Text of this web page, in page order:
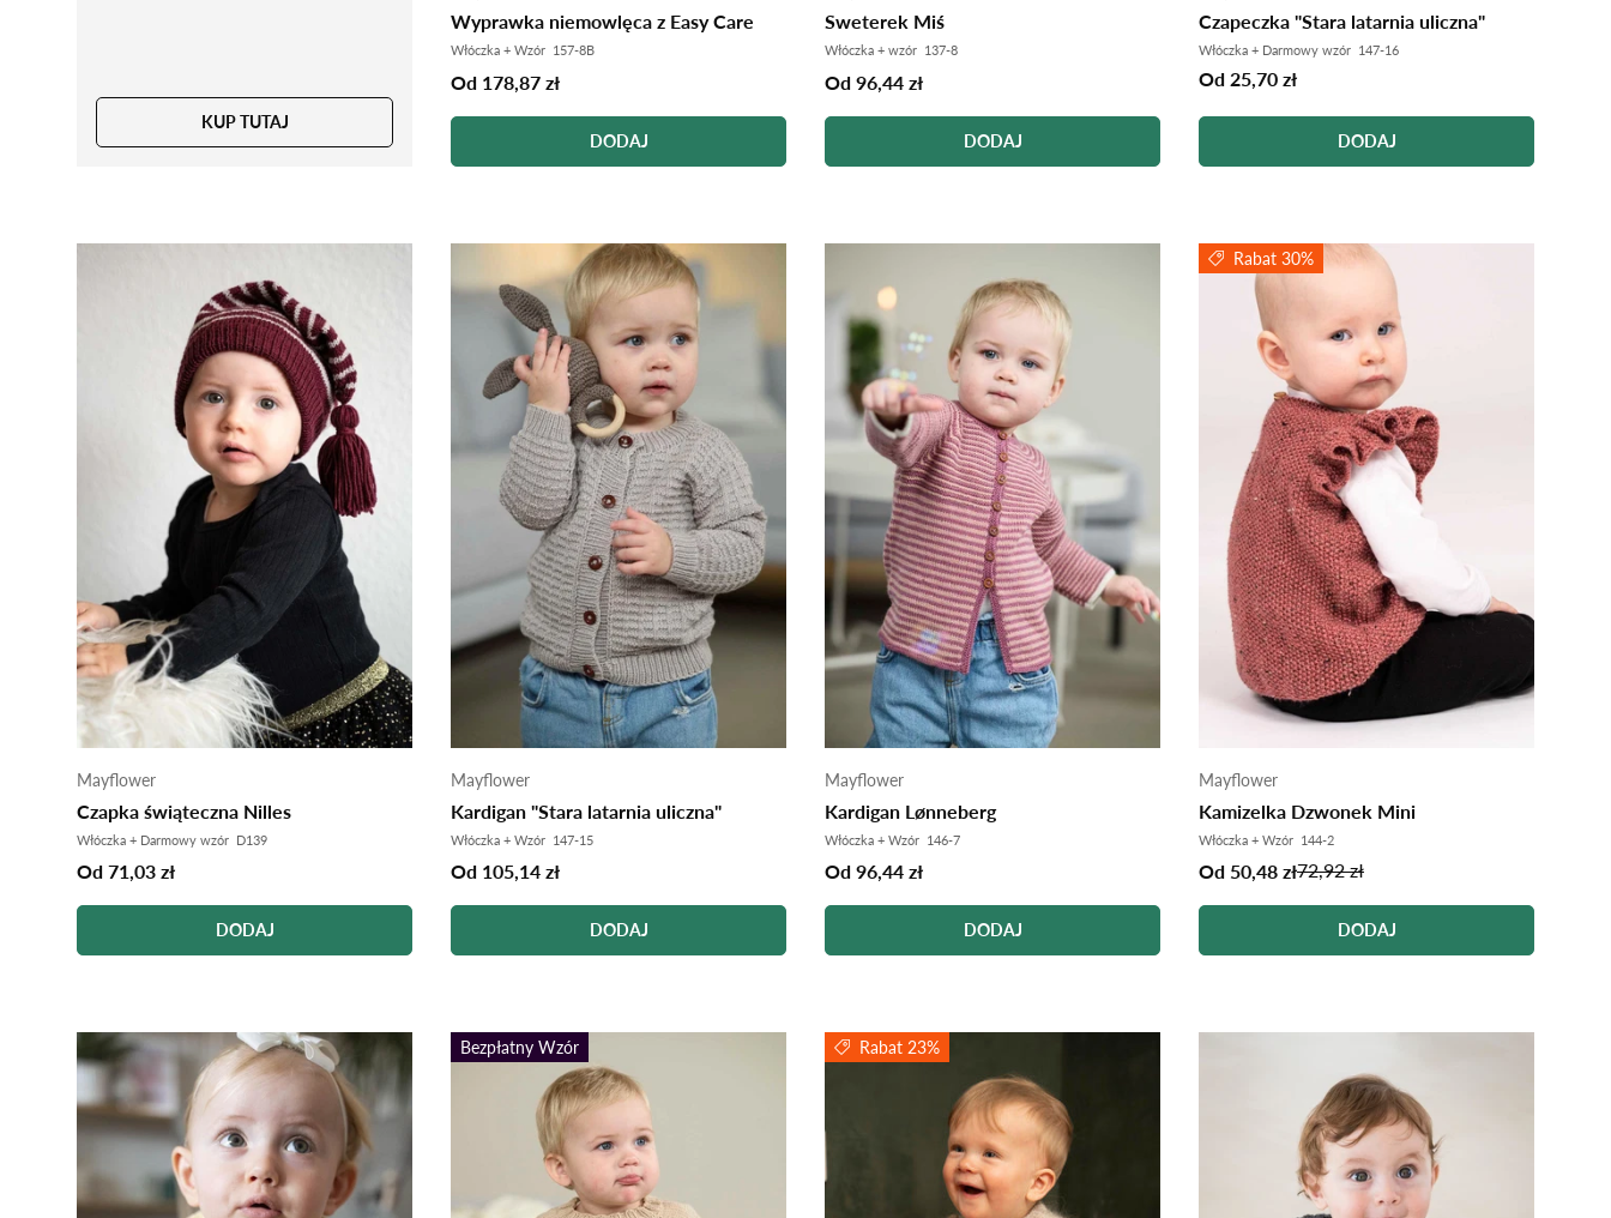
KUP TUTAJ
Wyprawka niemowlęca z Easy Care
Włóczka + Wzór 157-8B
Od 178,87 zł
DODAJ
Sweterek Miś
Włóczka + wzór 137-8
Od 96,44 zł
DODAJ
Czapeczka "Stara latarnia uliczna"
Włóczka + Darmowy wzór 147-16
Od 25,70 zł
DODAJ
Mayflower
Czapka świąteczna Nilles
Włóczka + Darmowy wzór D139
Od 71,03 zł
DODAJ
Mayflower
Kardigan "Stara latarnia uliczna"
Włóczka + Wzór 147-15
Od 105,14 zł
DODAJ
Mayflower
Kardigan Lønneberg
Włóczka + Wzór 146-7
Od 96,44 zł
DODAJ
Rabat 30%
Mayflower
Kamizelka Dzwonek Mini
Włóczka + Wzór 144-2
Od 50,48 zł72,92 zł
DODAJ
Bezpłatny Wzór Rabat 23%